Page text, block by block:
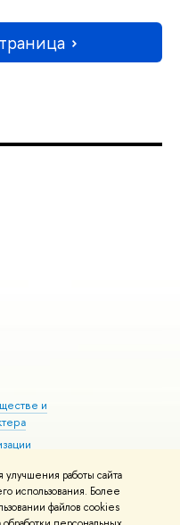
работы сайта
использования. Более
файлов cookies
и
здоровья